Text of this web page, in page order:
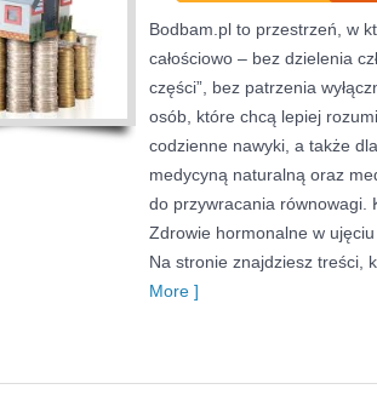
Bodbam.pl to przestrzeń, w
całościowo – bez dzielenia
części”, bez patrzenia
osób, które chcą lepiej
codzienne nawyki, a także
medycyną naturalną oraz
do przywracania równowagi.
Zdrowie hormonalne w
Na stronie znajdziesz treści,
More ]